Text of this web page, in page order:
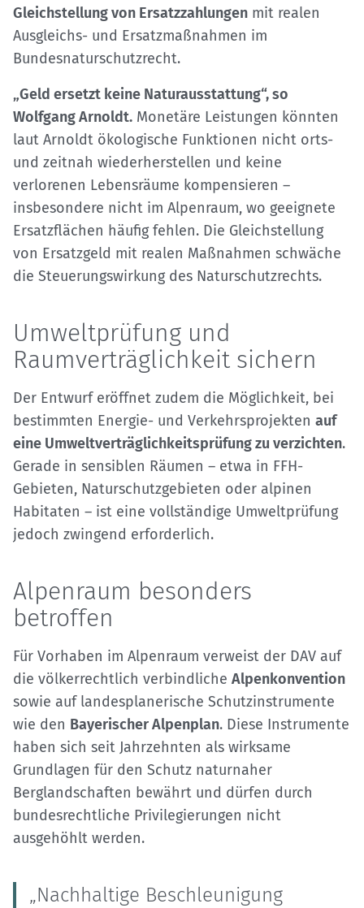
Gleichstellung von Ersatzzahlungen mit realen
Ausgleichs- und Ersatzmaßnahmen im
Bundesnaturschutzrecht.
„Geld ersetzt keine Naturausstattung“, so
Wolfgang Arnoldt. Monetäre Leistungen könnten
laut Arnoldt ökologische Funktionen nicht orts-
und zeitnah wiederherstellen und keine
verlorenen Lebensräume kompensieren –
insbesondere nicht im Alpenraum, wo geeignete
Ersatzflächen häufig fehlen. Die Gleichstellung
von Ersatzgeld mit realen Maßnahmen schwäche
die Steuerungswirkung des Naturschutzrechts.
Umweltprüfung und
Raumverträglichkeit sichern
Der Entwurf eröffnet zudem die Möglichkeit, bei
bestimmten Energie- und Verkehrsprojekten auf
eine Umweltverträglichkeitsprüfung zu verzichten.
Gerade in sensiblen Räumen – etwa in FFH-
Gebieten, Naturschutzgebieten oder alpinen
Habitaten – ist eine vollständige Umweltprüfung
jedoch zwingend erforderlich.
Alpenraum besonders
betroffen
Für Vorhaben im Alpenraum verweist der DAV auf
die völkerrechtlich verbindliche Alpenkonvention
sowie auf landesplanerische Schutzinstrumente
wie den Bayerischer Alpenplan. Diese Instrumente
haben sich seit Jahrzehnten als wirksame
Grundlagen für den Schutz naturnaher
Berglandschaften bewährt und dürfen durch
bundesrechtliche Privilegierungen nicht
ausgehöhlt werden.
„Nachhaltige Beschleunigung